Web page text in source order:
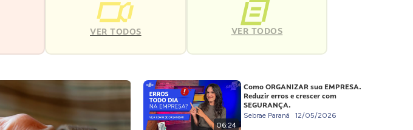
VER TODOS VER TODOS
06:24
Como ORGANIZAR sua EMPRESA.
Reduzir erros e crescer com
SEGURANÇA.
Sebrae Paraná 12/05/2026